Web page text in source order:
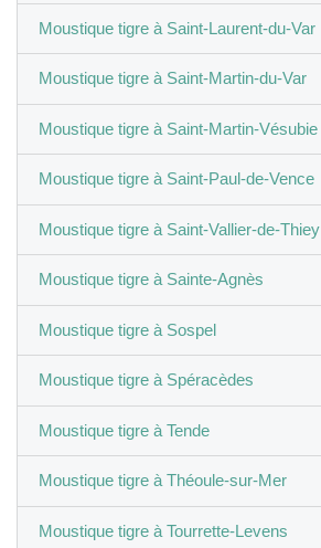
Moustique tigre à Saint-Laurent-du-Var
Moustique tigre à Saint-Martin-du-Var
Moustique tigre à Saint-Martin-Vésubie
Moustique tigre à Saint-Paul-de-Vence
Moustique tigre à Saint-Vallier-de-Thiey
Moustique tigre à Sainte-Agnès
Moustique tigre à Sospel
Moustique tigre à Spéracèdes
Moustique tigre à Tende
Moustique tigre à Théoule-sur-Mer
Moustique tigre à Tourrette-Levens